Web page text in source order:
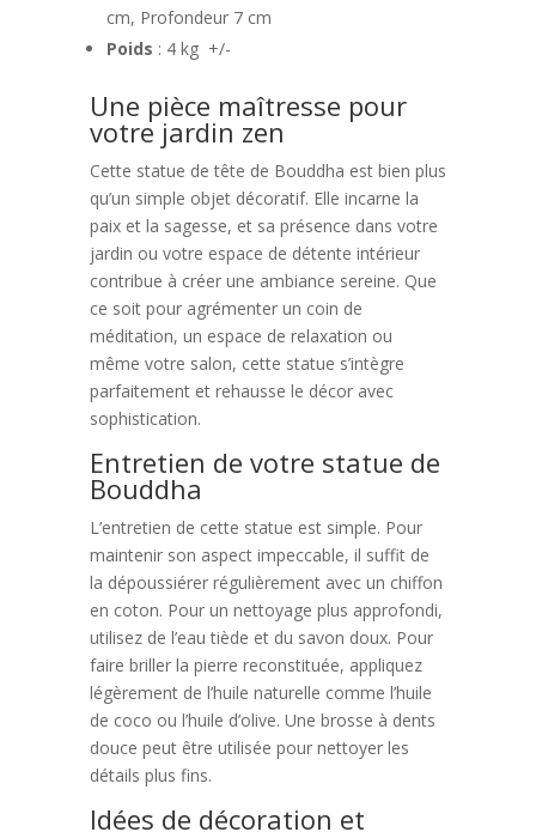
cm, Profondeur 7 cm
Poids : 4 kg +/-
Une pièce maîtresse pour
votre jardin zen
Cette statue de tête de Bouddha est bien plus
qu’un simple objet décoratif. Elle incarne la
paix et la sagesse, et sa présence dans votre
jardin ou votre espace de détente intérieur
contribue à créer une ambiance sereine. Que
ce soit pour agrémenter un coin de
méditation, un espace de relaxation ou
même votre salon, cette statue s’intègre
parfaitement et rehausse le décor avec
sophistication.
Entretien de votre statue de
Bouddha
L’entretien de cette statue est simple. Pour
maintenir son aspect impeccable, il suffit de
la dépoussiérer régulièrement avec un chiffon
en coton. Pour un nettoyage plus approfondi,
utilisez de l’eau tiède et du savon doux. Pour
faire briller la pierre reconstituée, appliquez
légèrement de l’huile naturelle comme l’huile
de coco ou l’huile d’olive. Une brosse à dents
douce peut être utilisée pour nettoyer les
détails plus fins.
Idées de décoration et